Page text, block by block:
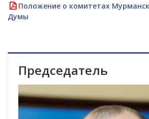
Положение о комитетах
Думы
Председатель